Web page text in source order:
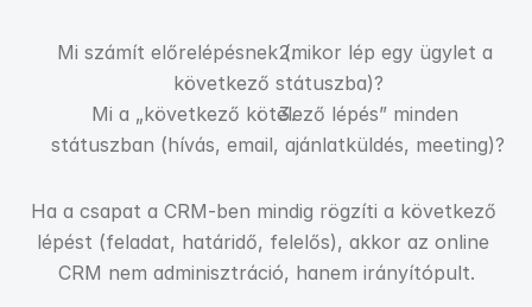
Mi számít előrelépésnek (mikor lép egy ügylet a
következő státuszba)?
Mi a „következő kötelező lépés” minden
státuszban (hívás, email, ajánlatküldés, meeting)?
Ha a csapat a CRM-ben mindig rögzíti a következő
lépést (feladat, határidő, felelős), akkor az online
CRM nem adminisztráció, hanem irányítópult.